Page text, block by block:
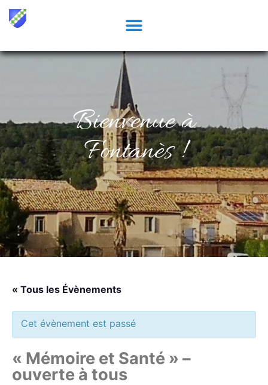
Bienvenue à
Fontanès !
« Tous les Évènements
Cet évènement est passé
« Mémoire et Santé » –
ouverte à tous